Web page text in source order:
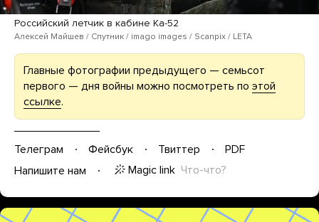
Российский летчик в кабине Ка-52
Алексей Майшев / Спутник / imago images / Scanpix / LETA
Главные фотографии предыдущего — семьсот
первого — дня войны можно посмотреть по этой
ссылке.
Телеграм Фейсбук Твиттер
PDF
Напишите нам
Magic link Что-что?